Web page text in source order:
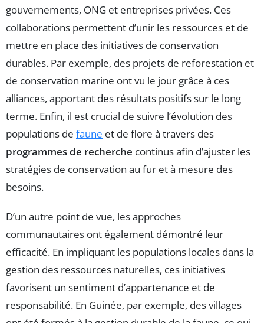
gouvernements, ONG et entreprises privées. Ces
collaborations permettent d’unir les ressources et de
mettre en place des initiatives de conservation
durables. Par exemple, des projets de reforestation et
de conservation marine ont vu le jour grâce à ces
alliances, apportant des résultats positifs sur le long
terme. Enfin, il est crucial de suivre l’évolution des
populations de faune et de flore à travers des
programmes de recherche continus afin d’ajuster les
stratégies de conservation au fur et à mesure des
besoins.
D’un autre point de vue, les approches
communautaires ont également démontré leur
efficacité. En impliquant les populations locales dans la
gestion des ressources naturelles, ces initiatives
favorisent un sentiment d’appartenance et de
responsabilité. En Guinée, par exemple, des villages